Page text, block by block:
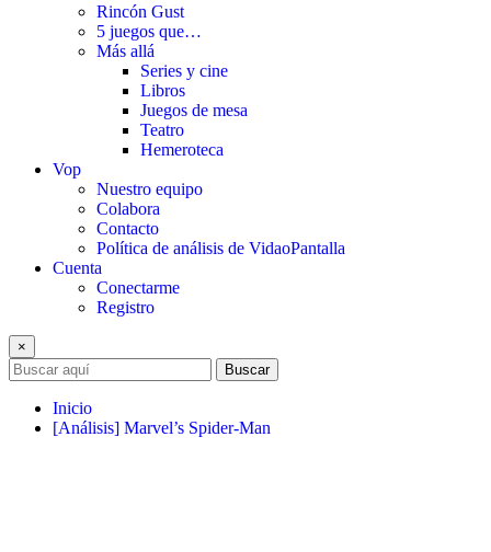
Rincón Gust
5 juegos que…
Más allá
Series y cine
Libros
Juegos de mesa
Teatro
Hemeroteca
Vop
Nuestro equipo
Colabora
Contacto
Política de análisis de VidaoPantalla
Cuenta
Conectarme
Registro
×
Buscar
Inicio
[Análisis] Marvel’s Spider-Man